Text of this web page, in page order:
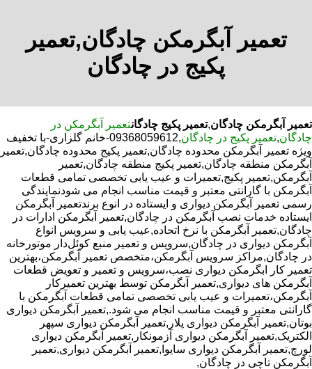
تعمیر آبگرمکن چادگان,تعمیر
پکیج در چادگان
تعمیر آبگرمکن چادگان,تعمیر پکیج چادگانتعمیر آبگرمکن در
چادگان,تعمیر پکیج در چادگان
,09368059612-خانم گلزاری-با تخفیف
ویژه تعمیر آبگرمکن محدوده چادگان,تعمیر پکیج محدوده چادگان,تعمیر
آبگرمکن منطقه چادگان,تعمیر پکیج منطقه چادگان,تعمیر
آبگرمکن,تعمیر پکیج,تعمیرات و عیب یابی تخصصی تمامی قطعات
آبگرمکن با گارانتی معتبر و قیمت مناسب انجام می شودنمایندگی
رسمی تعمیر آبگرمکن دیواری و ایستاده در انوع برندتعمیر آبگرمکن
ایستاده خدمات نصب آبگرمکن در چادگان,تعمیر آبگرمکن ادارات در
چادگان,تعمیر آبگرمکن با نرخ اتحاده,عیب یابی و سرویس انواع
آبگرمکن دیواری در چادگان,سرویس و تعمیر منبع کوئل‌دار موتورخانه
در چادگان,مراکز سرویس آبگرمکن،متخصص تعمیر آبگرمکن،بهترین
تعمیر کار ابگرمکن دیواری نصب،سرویس و تعمیر و تعویض قطعات
آبگرمکن های دیواری,تعمیر آبگرمکن توسط بهترین تعمیرکار
آبگرمکن،تعمیرات و عیب یابی تخصصی تمامی قطعات آبگرمکن با
گارانتی معتبر و قیمت مناسب انجام می شود.,تعمیر آبگرمکن دیواری
بوتان,تعمیر آبگرمکن دیواری پلار,تعمیر آبگرمکن دیواری سپهر
الکتریک,تعمیر آبگرمکن دیواری آزمونکار,تعمیر آبگرمکن دیواری
لورچ,تعمیر آبگرمکن دیواری سایوا,تعمیر آبگرمکن دیواری,تعمیر
آبگرمکن تاچی در چادگان,